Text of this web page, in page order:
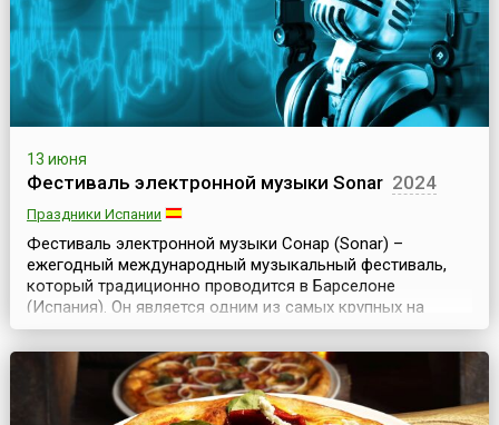
13 июня
Фестиваль электронной музыки Sonar 2024
Праздники Испании
Фестиваль электронной музыки Сонар (Sonar) –
ежегодный международный музыкальный фестиваль,
который традиционно проводится в Барселоне
(Испания). Он является одним из самых крупных на
планете событий в области электронной музыки и
знаменитым брендом Барселоны.Sonar проходит
ежегодно с 1994 года, это трехдневный фестиваль,
который начинается в середине июня – в четверг и
заканчивается в выходны...